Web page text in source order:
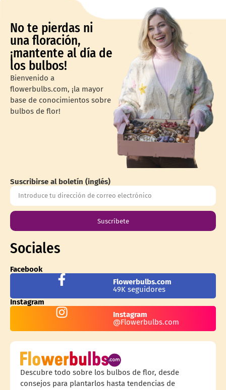
No te pierdas ni
una floración,
¡mantente al día de
los bulbos!
Bienvenido a
flowerbulbs.com, ¡la mayor
base de conocimientos sobre
bulbos de flor!
Suscribirse al boletín (inglés)
Suscríbete
Sociales
Facebook
Flowerbulbs.com
49K seguidores
Instagram
Instagram
@Flowerbulbs.com
Descubre todo sobre los bulbos de flor, desde
consejos para plantarlos hasta tendencias de